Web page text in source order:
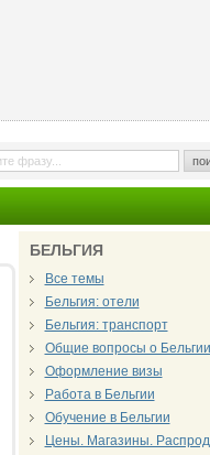
БЕЛЬГИЯ
Все темы
Бельгия: отели
Бельгия: транспорт
Общие вопросы о Бельгии
Оформление визы
Работа в Бельгии
Обучение в Бельгии
Цены. Магазины.